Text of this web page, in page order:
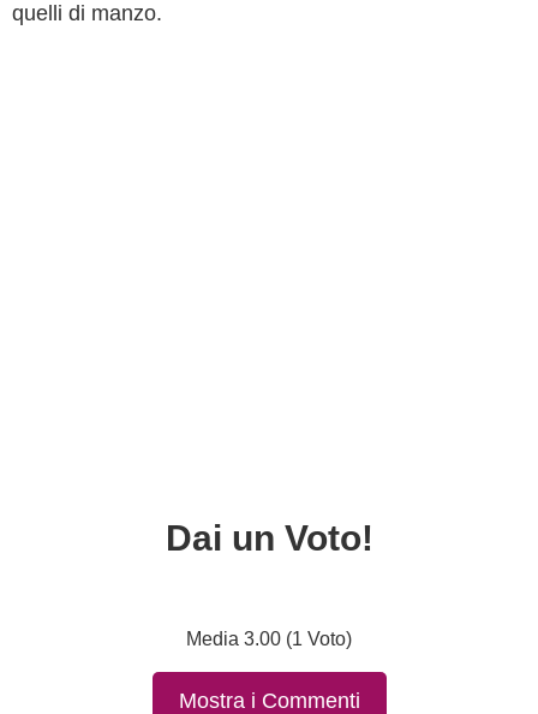
quelli di manzo.
Dai un Voto!
Media 3.00 (1 Voto)
Mostra i Commenti